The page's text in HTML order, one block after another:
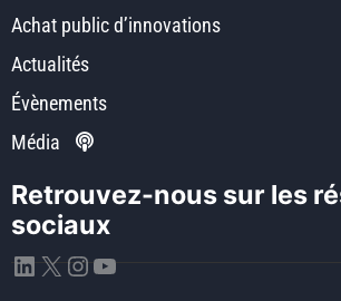
Achat public d’innovations
Actualités
Évènements
Média
Retrouvez-nous sur les
sociaux
LinkedIn
X Instagram
YouTube